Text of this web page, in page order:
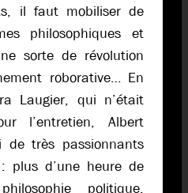
il faut mobiliser de
philosophiques et
sorte de révolution
roborative… En
Laugier, qui n’était
l’entretien, Albert
de très passionnants
plus d’une heure de
politique,